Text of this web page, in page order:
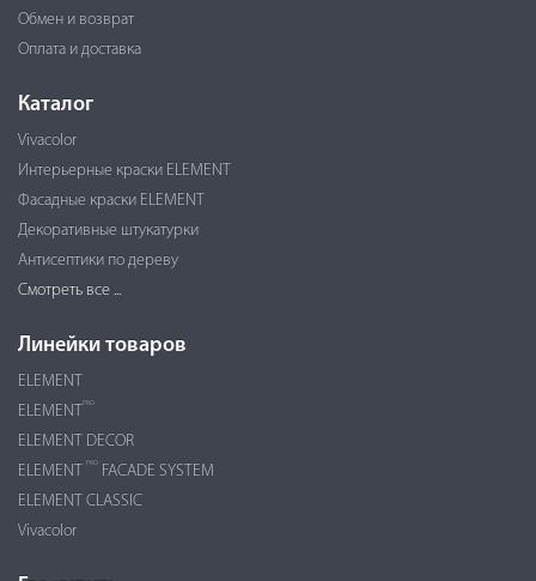
Обмен и возврат
Оплата и доставка
Каталог
Vivacolor
Интерьерные краски ELEMENT
Фасадные краски ELEMENT
Декоративные штукатурки
Антисептики по дереву
Смотреть все ...
Линейки товаров
ELEMENT
ELEMENT
PRO
ELEMENT DECOR
ELEMENT
PRO
FACADE SYSTEM
ELEMENT CLASSIC
Vivacolor